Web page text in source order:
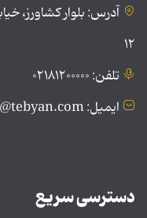
آدرس: بلوار کشاورز،
۱۲
تلفن: ۰۲۱۸۱۲۰۰۰۰۰
ایمیل: public@tebyan.com
دسترسی سریع